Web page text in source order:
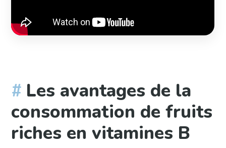
Les avantages de la
consommation de fruits
riches en vitamines B